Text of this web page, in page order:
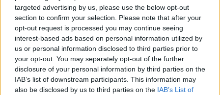
targeted advertising by us, please use the below opt-out
section to confirm your selection. Please note that after your
opt-out request is processed you may continue seeing
interest-based ads based on personal information utilized by
us or personal information disclosed to third parties prior to
your opt-out. You may separately opt-out of the further
disclosure of your personal information by third parties on the
IAB’s list of downstream participants. This information may
also be disclosed by us to third parties on the IAB’s List of
δισεκ. δολάρια σε βάθος 30ετίας ή την εφάπαξ
καταβολή 794,2 εκατ. δολαρίων.